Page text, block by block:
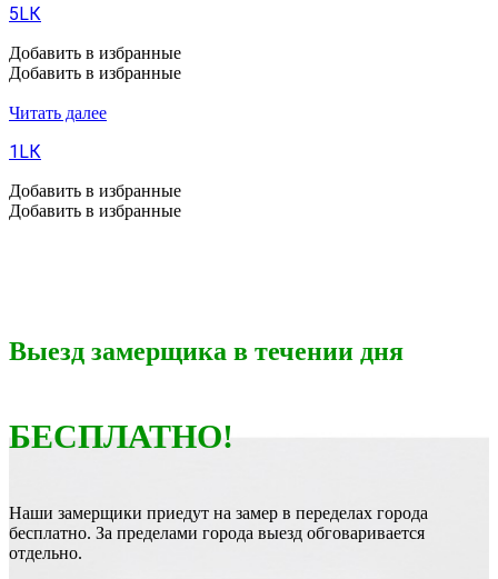
5LК
Добавить в избранные
Добавить в избранные
Читать далее
1LК
Добавить в избранные
Добавить в избранные
Выезд замерщика в течении дня
БЕСПЛАТНО!
Наши замерщики приедут на замер в переделах города
бесплатно. За пределами города выезд обговаривается
отдельно.